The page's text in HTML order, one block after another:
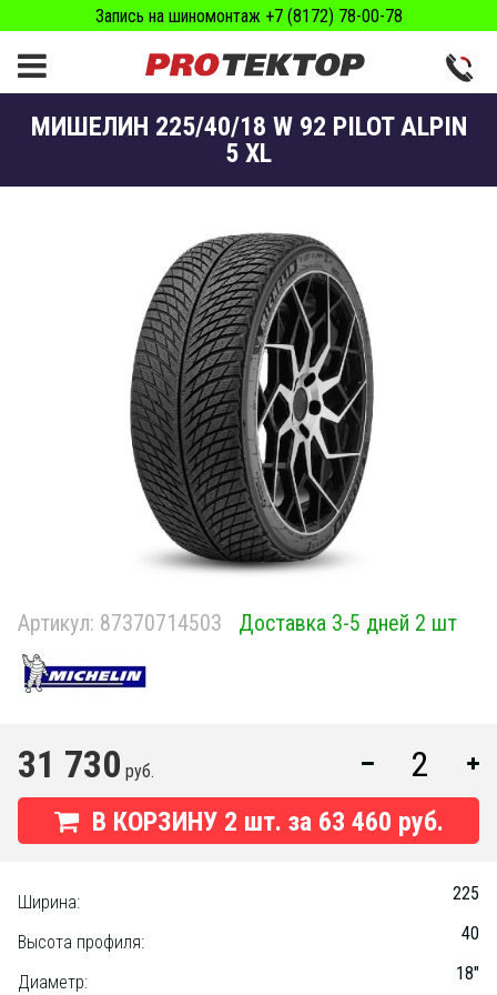
Запись на шиномонтаж +7 (8172) 78-00-78
МИШЕЛИН 225/40/18 W 92 PILOT ALPIN
5 XL
Артикул: 87370714503 Доставка 3-5 дней 2 шт
31 730 руб.
В КОРЗИНУ 2 шт. за 63 460 руб.
Ширина: 225
Высота профиля: 40
Диаметр: 18"